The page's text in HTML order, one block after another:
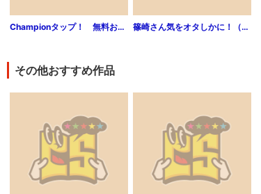
Championタップ！ 無料お試し版 篠崎さん気をオタしかに！（１）
その他おすすめ作品